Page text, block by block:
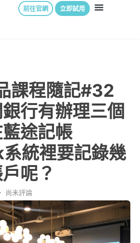
前往官網 立即試用
課程隨記#32
行有辦理三個
途記帳
統裡要記錄幾
呢？
． 尚未評論